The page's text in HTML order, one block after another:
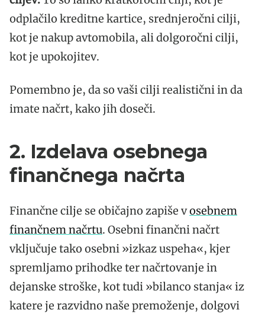
odplačilo kreditne kartice, srednjeročni cilji,
kot je nakup avtomobila, ali dolgoročni cilji,
kot je upokojitev.
Pomembno je, da so vaši cilji realistični in da
imate načrt, kako jih doseči.
2. Izdelava osebnega
finančnega načrta
Finančne cilje se običajno zapiše vosebnem
finančnem načrtu. Osebni finančni načrt
vključuje tako osebni »izkaz uspeha«, kjer
spremljamo prihodke ter načrtovanje in
dejanske stroške, kot tudi »bilanco stanja« iz
katere je razvidno naše premoženje, dolgovi